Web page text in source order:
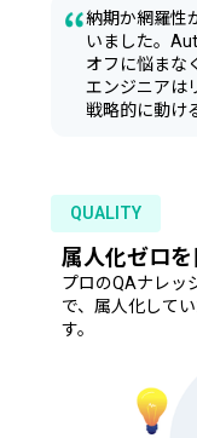
納期か網羅性
いました。
オフに悩まな
エンジニアは
戦略的に動け
QUALITY
属人化ゼロを
プロのQAナレッ
で、属人化して
す。